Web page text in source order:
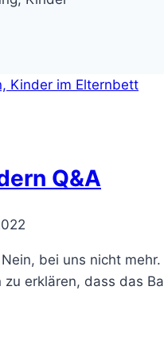
Q&A
bei uns nicht
erklären, dass das